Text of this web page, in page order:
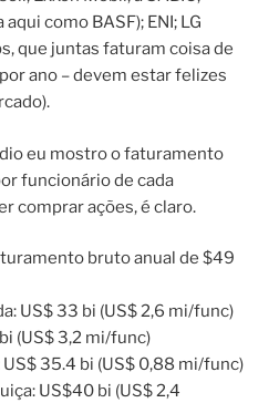
como BASF); ENI; LG
que juntas faturam coisa de
ano – devem estar felizes
eu mostro o faturamento
funcionário de cada
comprar ações, é claro.
bruto anual de $49
US$ 33 bi (US$ 2,6 mi/func)
(US$ 3,2 mi/func)
US$ 35.4 bi (US$ 0,88 mi/func)
US$40 bi (US$ 2,4